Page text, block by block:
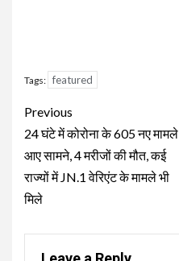
Tags: featured
Continue
Reading
Previous
24 घंटे में कोरोना के 605 नए मामले
आए सामने, 4 मरीजों की मौत, कई
राज्यों में JN.1 वेरिएंट के मामले भी
मिले